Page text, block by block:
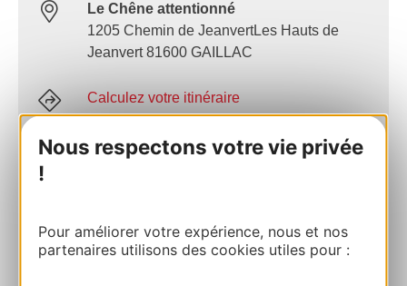
Nous respectons votre vie privée
!
Pour améliorer votre expérience, nous et nos
partenaires utilisons des cookies utiles pour :
Le Chêne attentionné
1205 Chemin de JeanvertLes Hauts de
Jeanvert 81600 GAILLAC
Calculez votre itinéraire
05 63 48 83 01